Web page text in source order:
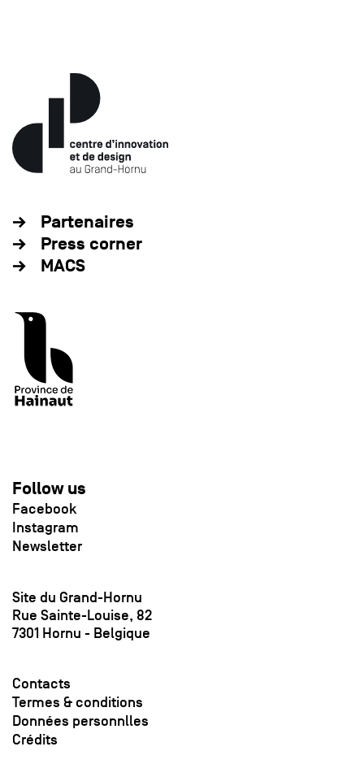
Partenaires
Press corner
MACS
Follow us
Facebook
Instagram
Newsletter
Site du Grand-Hornu
Rue Sainte-Louise, 82
7301 Hornu - Belgique
Contacts
Termes & conditions
Données personnlles
Crédits